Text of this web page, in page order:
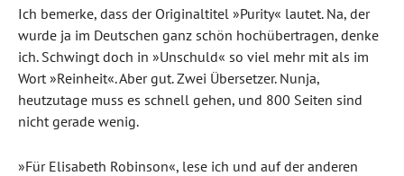
Ich bemerke, dass der Originaltitel »Purity« lautet. Na, der
wurde ja im Deutschen ganz schön hochübertragen, denke
ich. Schwingt doch in »Unschuld« so viel mehr mit als im
Wort »Reinheit«. Aber gut. Zwei Übersetzer. Nunja,
heutzutage muss es schnell gehen, und 800 Seiten sind
nicht gerade wenig.
»Für Elisabeth Robinson«, lese ich und auf der anderen